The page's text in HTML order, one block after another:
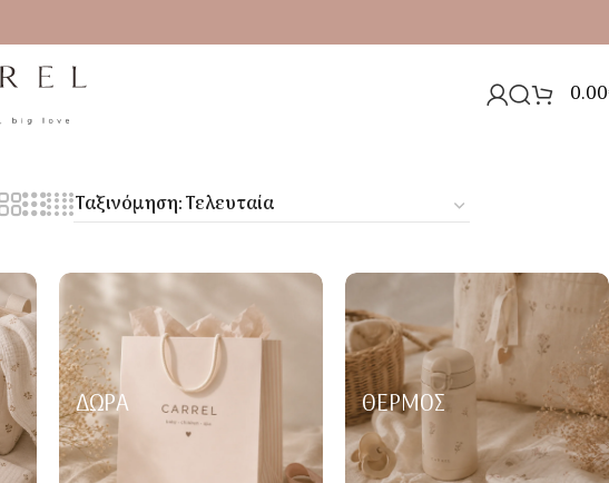
0.00
ΔΏΡΑ ΘΕΡΜΌΣ